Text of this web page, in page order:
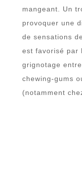
mangeant. Un
provoquer une
de sensations
est favorisé par
grignotage
chewing-gums
(notamment